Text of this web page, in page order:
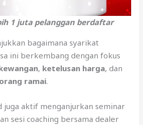
1 juta pelanggan berdaftar
bagaimana syarikat
ini berkembang dengan fokus
, ketelusan harga, dan
ramai.
juga aktif menganjurkan seminar
sesi coaching bersama dealer